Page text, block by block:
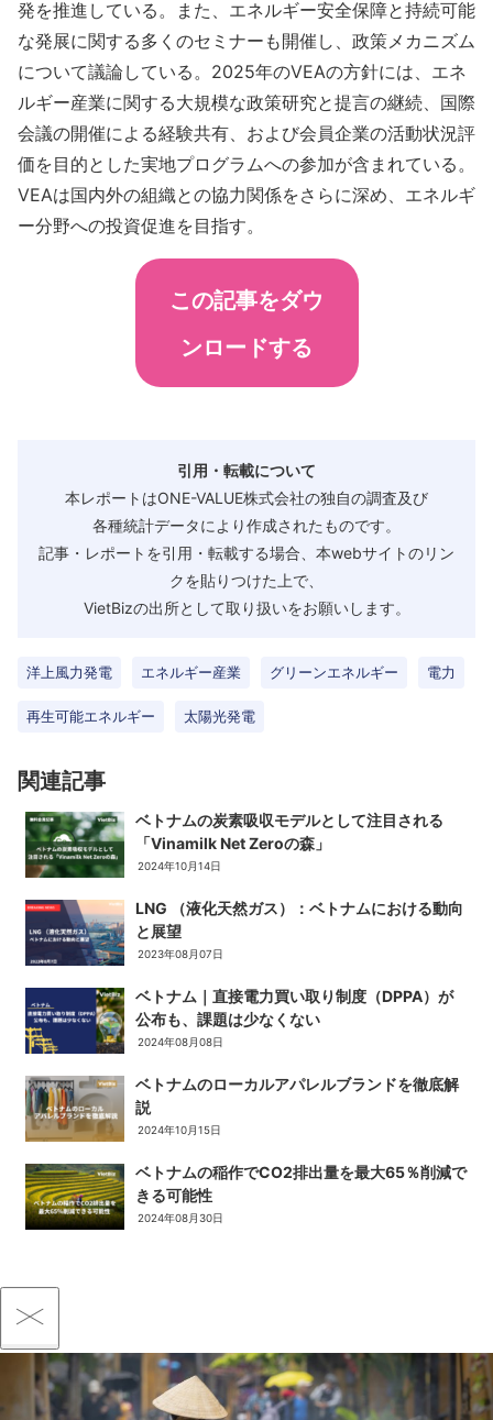
発を推進している。また、エネルギー安全保障と持続可能
な発展に関する多くのセミナーも開催し、政策メカニズム
について議論している。2025年のVEAの方針には、エネ
ルギー産業に関する大規模な政策研究と提言の継続、国際
会議の開催による経験共有、および会員企業の活動状況評
価を目的とした実地プログラムへの参加が含まれている。
VEAは国内外の組織との協力関係をさらに深め、エネルギ
ー分野への投資促進を目指す。
この記事をダウ
ンロードする
引用・転載について
本レポートはONE-VALUE株式会社の独自の調査及び
各種統計データにより作成されたものです。
記事・レポートを引用・転載する場合、本webサイトのリン
クを貼りつけた上で、
VietBizの出所として取り扱いをお願いします。
洋上風力発電 エネルギー産業 グリーンエネルギー 電力
再生可能エネルギー 太陽光発電
関連記事
ベトナムの炭素吸収モデルとして注目される
「Vinamilk Net Zeroの森」
2024年10月14日
LNG （液化天然ガス）：ベトナムにおける動向
と展望
2023年08月07日
ベトナム｜直接電力買い取り制度（DPPA）が
公布も、課題は少なくない
2024年08月08日
ベトナムのローカルアパレルブランドを徹底解
説
2024年10月15日
ベトナムの稲作でCO2排出量を最大65％削減で
きる可能性
2024年08月30日